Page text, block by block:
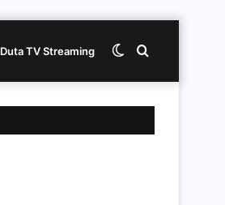
Duta TV Streaming Cari
Switch